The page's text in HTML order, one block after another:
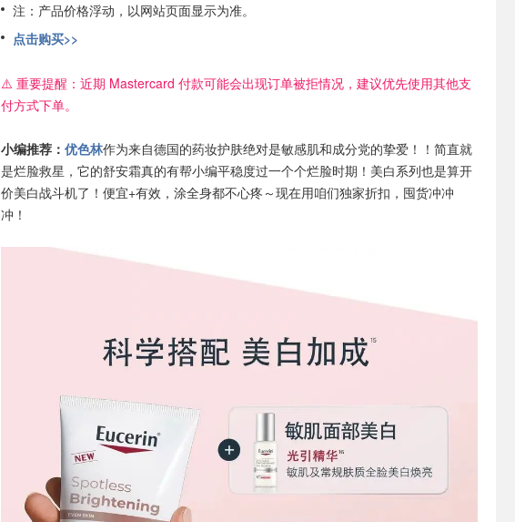
注：产品价格浮动，以网站页面显示为准。
点击购买>>
⚠️ 重要提醒：近期 Mastercard 付款可能会出现订单被拒情况，建议优先使用其他支
付方式下单。
小编推荐： 优色林作为来自德国的药妆护肤绝对是敏感肌和成分党的挚爱！！简直就
是烂脸救星，它的舒安霜真的有帮小编平稳度过一个个烂脸时期！美白系列也是算开
价美白战斗机了！便宜+有效，涂全身都不心疼～现在用咱们独家折扣，囤货冲冲
冲！